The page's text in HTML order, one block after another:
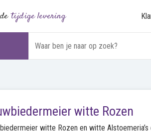
tijdige levering
witte Rozen
witte Rozen en witte